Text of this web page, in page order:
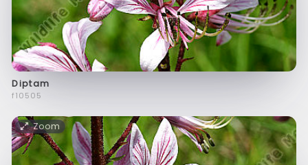
Diptam
f10505
Zoom